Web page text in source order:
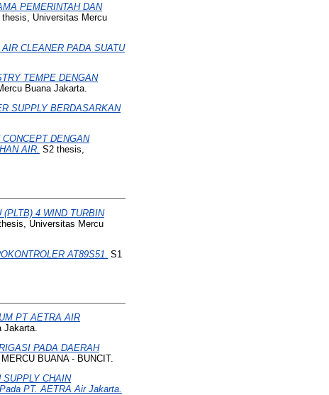
PEMERINTAH DAN
thesis, Universitas Mercu
CLEANER PADA SUATU
TEMPE DENGAN
Buana Jakarta.
SUPPLY BERDASARKAN
DENGAN
AIR. S2 thesis,
4 WIND TURBIN
Universitas Mercu
AT89S51. S1
PT AETRA AIR
Jakarta.
PADA DAERAH
BUANA - BUNCIT.
CHAIN
PT. AETRA Air Jakarta.